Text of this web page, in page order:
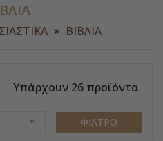
ΒΙΒΛΙΑ
Υπάρχουν 26 προϊόντα.
 ΦΊΛΤΡΟ